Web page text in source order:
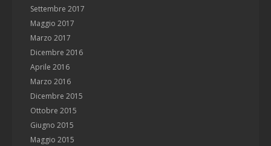
Settembre 2017
Maggio 2017
Marzo 2017
Dicembre 2016
Aprile 2016
Marzo 2016
Dicembre 2015
Ottobre 2015
Giugno 2015
Maggio 2015